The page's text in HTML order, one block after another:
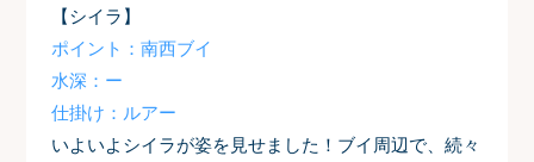
【シイラ】
ポイント：南西ブイ
水深：ー
仕掛け：ルアー
いよいよシイラが姿を見せました！ブイ周辺で、続々